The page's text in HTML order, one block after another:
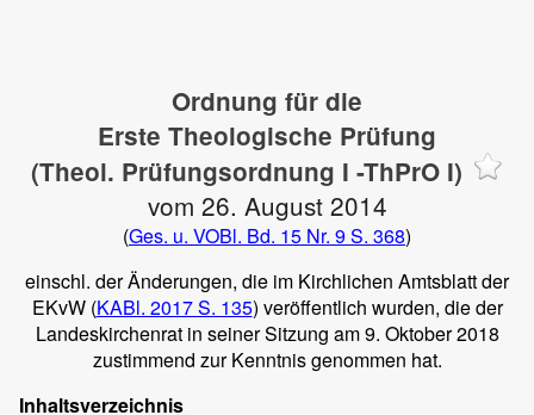
Ordnung für die
Erste Theologische Prüfung
(Theol. Prüfungsordnung I -ThPrO I)
vom 26. August 2014
(Ges. u. VOBl. Bd. 15 Nr. 9 S. 368)
einschl. der Änderungen, die im Kirchlichen Amtsblatt der
EKvW (KABl. 2017 S. 135) veröffentlich wurden, die der
Landeskirchenrat in seiner Sitzung am 9. Oktober 2018
zustimmend zur Kenntnis genommen hat.
Inhaltsverzeichnis